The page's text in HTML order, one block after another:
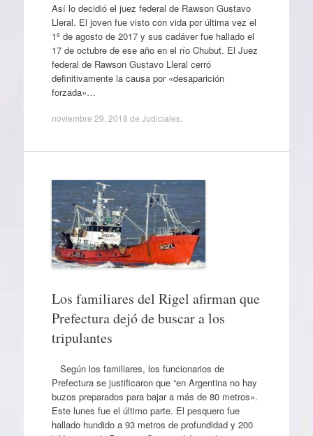
Así lo decidió el juez federal de Rawson Gustavo
Lleral. El joven fue visto con vida por última vez el
1º de agosto de 2017 y sus cadáver fue hallado el
17 de octubre de ese año en el río Chubut. El Juez
federal de Rawson Gustavo Lleral cerró
definitivamente la causa por «desaparición
forzada»…
noviembre 29, 2018 de Judiciales.
Los familiares del Rigel afirman que
Prefectura dejó de buscar a los
tripulantes
Según los familiares, los funcionarios de
Prefectura se justificaron que “en Argentina no hay
buzos preparados para bajar a más de 80 metros».
Este lunes fue el último parte. El pesquero fue
hallado hundido a 93 metros de profundidad y 200